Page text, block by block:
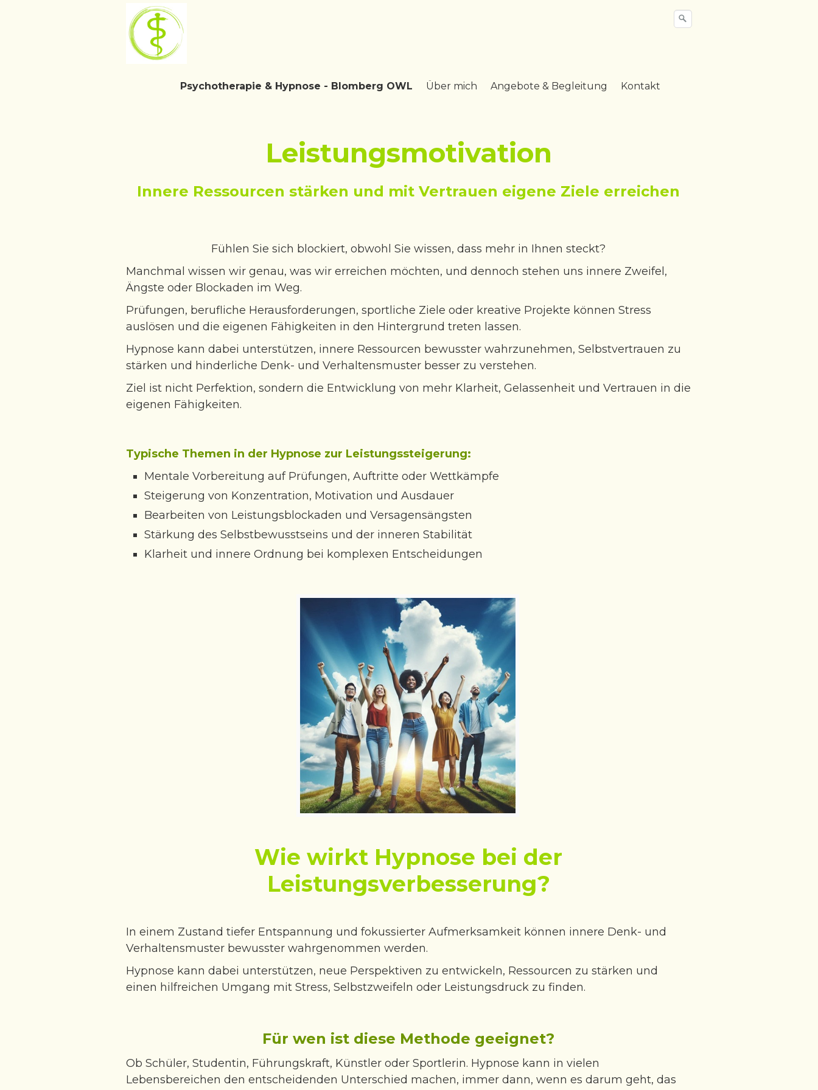
Psychotherapie & Hypnose - Blomberg OWL Über mich Angebote & Begleitung Kontakt
Leistungsmotivation
Innere Ressourcen stärken und mit Vertrauen eigene Ziele erreichen
Fühlen Sie sich blockiert, obwohl Sie wissen, dass mehr in Ihnen steckt?
Manchmal wissen wir genau, was wir erreichen möchten, und dennoch stehen uns innere Zweifel,
Ängste oder Blockaden im Weg.
Prüfungen, berufliche Herausforderungen, sportliche Ziele oder kreative Projekte können Stress
auslösen und die eigenen Fähigkeiten in den Hintergrund treten lassen.
Hypnose kann dabei unterstützen, innere Ressourcen bewusster wahrzunehmen, Selbstvertrauen zu
stärken und hinderliche Denk- und Verhaltensmuster besser zu verstehen.
Ziel ist nicht Perfektion, sondern die Entwicklung von mehr Klarheit, Gelassenheit und Vertrauen in die
eigenen Fähigkeiten.
Typische Themen in der Hypnose zur Leistungssteigerung:
Mentale Vorbereitung auf Prüfungen, Auftritte oder Wettkämpfe
Steigerung von Konzentration, Motivation und Ausdauer
Bearbeiten von Leistungsblockaden und Versagensängsten
Stärkung des Selbstbewusstseins und der inneren Stabilität
Klarheit und innere Ordnung bei komplexen Entscheidungen
Wie wirkt Hypnose bei der
Leistungsverbesserung?
In einem Zustand tiefer Entspannung und fokussierter Aufmerksamkeit können innere Denk- und
Verhaltensmuster bewusster wahrgenommen werden.
Hypnose kann dabei unterstützen, neue Perspektiven zu entwickeln, Ressourcen zu stärken und
einen hilfreichen Umgang mit Stress, Selbstzweifeln oder Leistungsdruck zu finden.
Für wen ist diese Methode geeignet?
Ob Schüler, Studentin, Führungskraft, Künstler oder Sportlerin. Hypnose kann in vielen
Lebensbereichen den entscheidenden Unterschied machen, immer dann, wenn es darum geht, das